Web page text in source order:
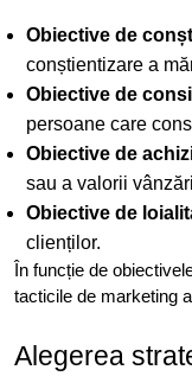
Obiective de
conștientizare a
Obiective de
persoane care
Obiective de
sau a valorii
Obiective de
clienților.
În funcție de
tacticile de marketing
Alegerea